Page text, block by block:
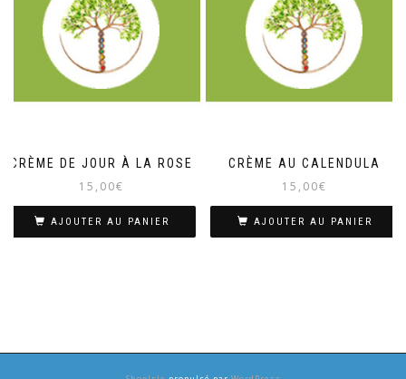
CRÈME DE JOUR À LA ROSE
15,00€
AJOUTER AU PANIER
CRÈME AU CALENDULA
15,00€
AJOUTER AU PANIER